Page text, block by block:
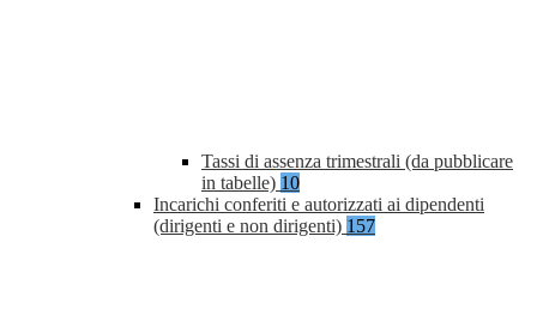
Tassi di assenza trimestrali (da pubblicare
in tabelle) 10
Incarichi conferiti e autorizzati ai dipendenti
(dirigenti e non dirigenti) 157